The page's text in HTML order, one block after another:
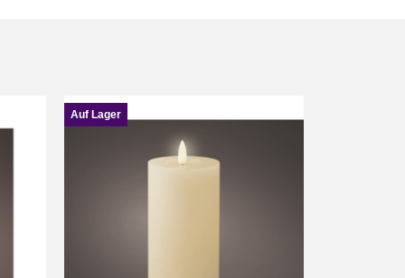
Auf Lager